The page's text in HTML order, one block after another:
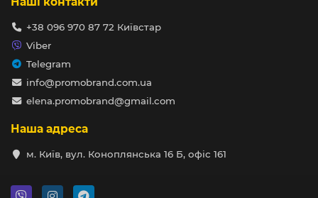
+38 096 970 87 72 Київстар
Viber
Telegram
info@promobrand.com.ua
elena.promobrand@gmail.com
Наша адреса
м. Київ, вул. Коноплянська 16 Б, офіс 161